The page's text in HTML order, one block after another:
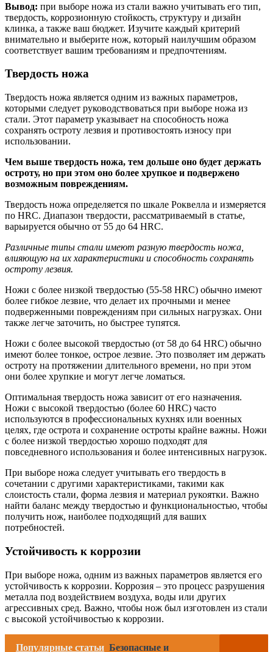
Вывод: при выборе ножа из стали важно учитывать его тип,
твердость, коррозионную стойкость, структуру и дизайн
клинка, а также ваш бюджет. Изучите каждый критерий
внимательно и выберите нож, который наилучшим образом
соответствует вашим требованиям и предпочтениям.
Твердость ножа
Твердость ножа является одним из важных параметров,
которыми следует руководствоваться при выборе ножа из
стали. Этот параметр указывает на способность ножа
сохранять остроту лезвия и противостоять износу при
использовании.
Чем выше твердость ножа, тем дольше оно будет держать
остроту, но при этом оно более хрупкое и подвержено
возможным повреждениям.
Твердость ножа определяется по шкале Роквелла и измеряется
по HRC. Диапазон твердости, рассматриваемый в статье,
варьируется обычно от 55 до 64 HRC.
Различные типы стали имеют разную твердость ножа,
влияющую на их характеристики и способность сохранять
остроту лезвия.
Ножи с более низкой твердостью (55-58 HRC) обычно имеют
более гибкое лезвие, что делает их прочными и менее
подверженными повреждениям при сильных нагрузках. Они
также легче заточить, но быстрее тупятся.
Ножи с более высокой твердостью (от 58 до 64 HRC) обычно
имеют более тонкое, острое лезвие. Это позволяет им держать
остроту на протяжении длительного времени, но при этом
они более хрупкие и могут легче ломаться.
Оптимальная твердость ножа зависит от его назначения.
Ножи с высокой твердостью (более 60 HRC) часто
используются в профессиональных кухнях или военных
целях, где острота и сохранение остроты крайне важны. Ножи
с более низкой твердостью хорошо подходят для
повседневного использования и более интенсивных нагрузок.
При выборе ножа следует учитывать его твердость в
сочетании с другими характеристиками, такими как
слоистость стали, форма лезвия и материал рукоятки. Важно
найти баланс между твердостью и функциональностью, чтобы
получить нож, наиболее подходящий для ваших
потребностей.
Устойчивость к коррозии
При выборе ножа, одним из важных параметров является его
устойчивость к коррозии. Коррозия – это процесс разрушения
металла под воздействием воздуха, воды или других
агрессивных сред. Важно, чтобы нож был изготовлен из стали
с высокой устойчивостью к коррозии.
Популярные статьи Безопасные и